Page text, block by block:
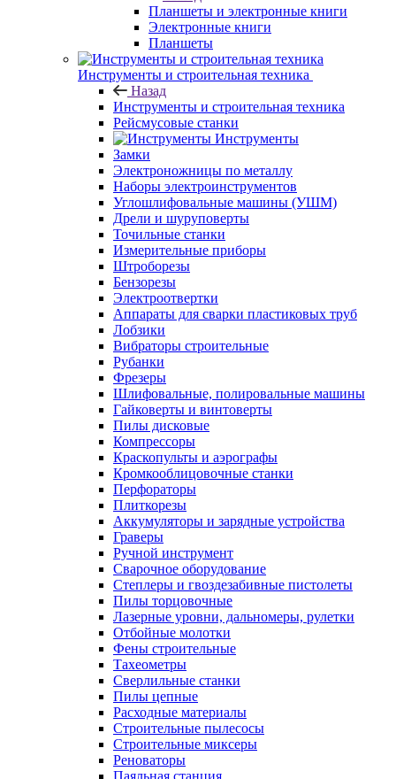
Планшеты и электронные книги
Электронные книги
Планшеты
Инструменты и строительная техника
Назад
Инструменты и строительная техника
Рейсмусовые станки
Инструменты
Замки
Электроножницы по металлу
Наборы электроинструментов
Углошлифовальные машины (УШМ)
Дрели и шуруповерты
Точильные станки
Измерительные приборы
Штроборезы
Бензорезы
Электроотвертки
Аппараты для сварки пластиковых труб
Лобзики
Вибраторы строительные
Рубанки
Фрезеры
Шлифовальные, полировальные машины
Гайковерты и винтоверты
Пилы дисковые
Компрессоры
Краскопульты и аэрографы
Кромкооблицовочные станки
Перфораторы
Плиткорезы
Аккумуляторы и зарядные устройства
Граверы
Ручной инструмент
Сварочное оборудование
Степлеры и гвоздезабивные пистолеты
Пилы торцовочные
Лазерные уровни, дальномеры, рулетки
Отбойные молотки
Фены строительные
Тахеометры
Сверлильные станки
Пилы цепные
Расходные материалы
Строительные пылесосы
Строительные миксеры
Реноваторы
Паяльная станция